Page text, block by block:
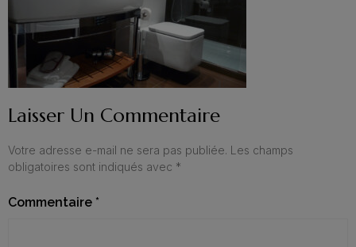
Laisser Un Commentaire
Votre adresse e-mail ne sera pas publiée. Les champs
obligatoires sont indiqués avec *
Commentaire *